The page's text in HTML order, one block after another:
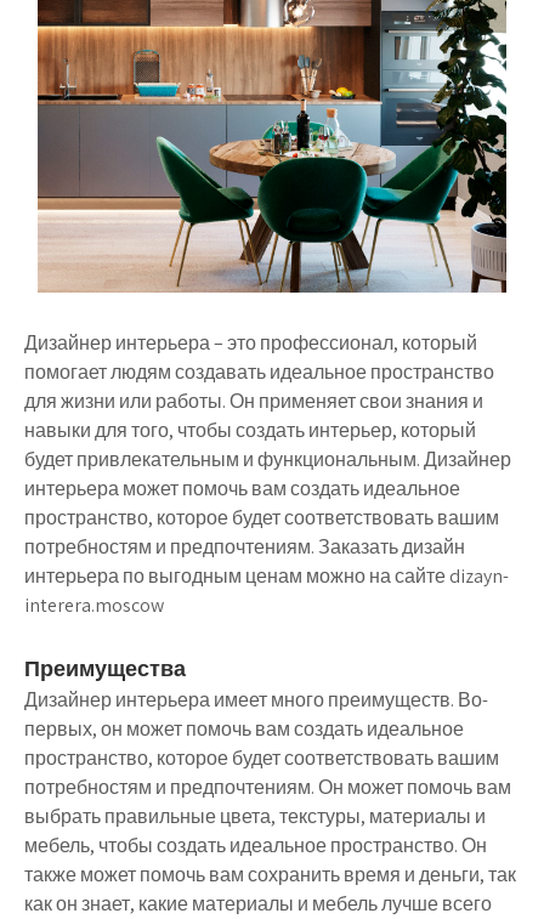
Дизайнер интерьера – это профессионал, который
помогает людям создавать идеальное пространство
для жизни или работы. Он применяет свои знания и
навыки для того, чтобы создать интерьер, который
будет привлекательным и функциональным. Дизайнер
интерьера может помочь вам создать идеальное
пространство, которое будет соответствовать вашим
потребностям и предпочтениям. Заказать дизайн
интерьера по выгодным ценам можно на сайте dizayn-
interera.moscow
Преимущества
Дизайнер интерьера имеет много преимуществ. Во-
первых, он может помочь вам создать идеальное
пространство, которое будет соответствовать вашим
потребностям и предпочтениям. Он может помочь вам
выбрать правильные цвета, текстуры, материалы и
мебель, чтобы создать идеальное пространство. Он
также может помочь вам сохранить время и деньги, так
как он знает, какие материалы и мебель лучше всего